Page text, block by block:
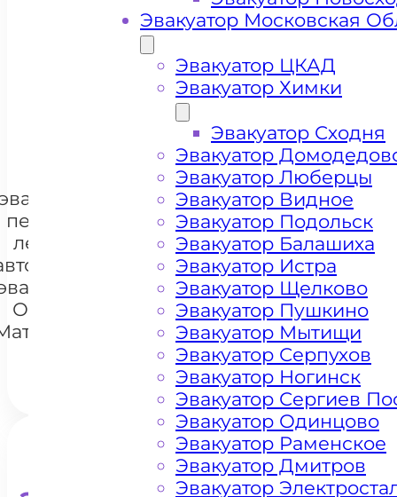
Цена от 4000 рублей
+ 100 РУБЛЕЙ ЗА КИЛОМЕТР
и
перевозки
легковых
Очаково-
+7 985 222 99 01
Эвакуатор Московская
Эвакуатор ЦКАД
Эвакуатор Химки
Эвакуатор Сходня
Эвакуатор
Эвакуатор Люберцы
Эвакуатор Видное
Эвакуатор Подольск
Эвакуатор Балашиха
Эвакуатор Истра
Эвакуатор Щелково
Эвакуатор Пушкино
Эвакуатор Мытищи
Эвакуатор Серпухов
Эвакуатор Ногинск
Эвакуатор Сергиев
Эвакуатор Одинцово
Эвакуатор Раменское
Эвакуатор Дмитров
Эвакуатор